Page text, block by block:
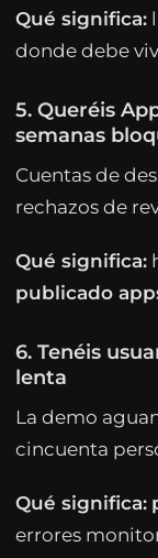
Qué significa:
donde debe
5. Queréis
semanas
Cuentas de
rechazos de
Qué significa:
publicado
6. Tenéis
lenta
La demo
cincuenta
Qué significa:
errores